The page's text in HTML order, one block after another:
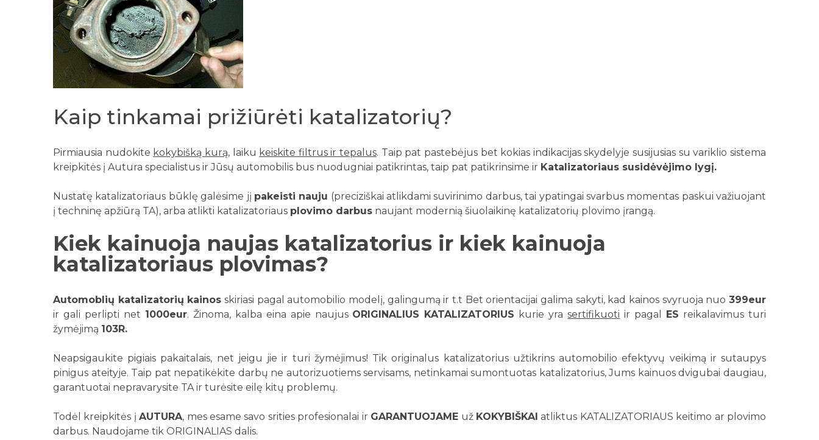
Kaip tinkamai prižiūrėti katalizatorių?
Pirmiausia nudokite kokybišką kurą, laiku keiskite filtrus ir tepalus. Taip pat pastebėjus bet kokias indikacijas skydelyje susijusias su variklio sistema
kreipkitės į Autura specialistus ir Jūsų automobilis bus nuodugniai patikrintas, taip pat patikrinsime ir Katalizatoriaus susidėvėjimo lygį.
Nustatę katalizatoriaus būklę galėsime jį pakeisti nauju (preciziškai atlikdami suvirinimo darbus, tai ypatingai svarbus momentas paskui važiuojant
į techninę apžiūrą TA), arba atlikti katalizatoriaus plovimo darbus naujant modernią šiuolaikinę katalizatorių plovimo įrangą.
Kiek kainuoja naujas katalizatorius ir kiek kainuoja
katalizatoriaus plovimas?
Automoblių katalizatorių kainos skiriasi pagal automobilio modelį, galingumą ir t.t Bet orientacijai galima sakyti, kad kainos svyruoja nuo399eur
ir gali perlipti net 1000eur. Žinoma, kalba eina apie naujus ORIGINALIUS KATALIZATORIUS kurie yrasertifikuoti ir pagal ES reikalavimus turi
žymėjimą 103R.
Neapsigaukite pigiais pakaitalais, net jeigu jie ir turi žymėjimus! Tik originalus katalizatorius užtikrins automobilio efektyvų veikimą ir sutaupys
pinigus ateityje. Taip pat nepatikėkite darbų ne autorizuotiems servisams, netinkamai sumontuotas katalizatorius, Jums kainuos dvigubai daugiau,
garantuotai nepravarysite TA ir turėsite eilę kitų problemų.
Todėl kreipkitės įAUTURA, mes esame savo srities profesionalai ir GARANTUOJAME už KOKYBIŠKAI atliktus KATALIZATORIAUS keitimo ar plovimo
darbus. Naudojame tik ORIGINALIAS dalis.
naujienlaiškį
Sužinokite apie specialius pasiūlymus pirmieji!